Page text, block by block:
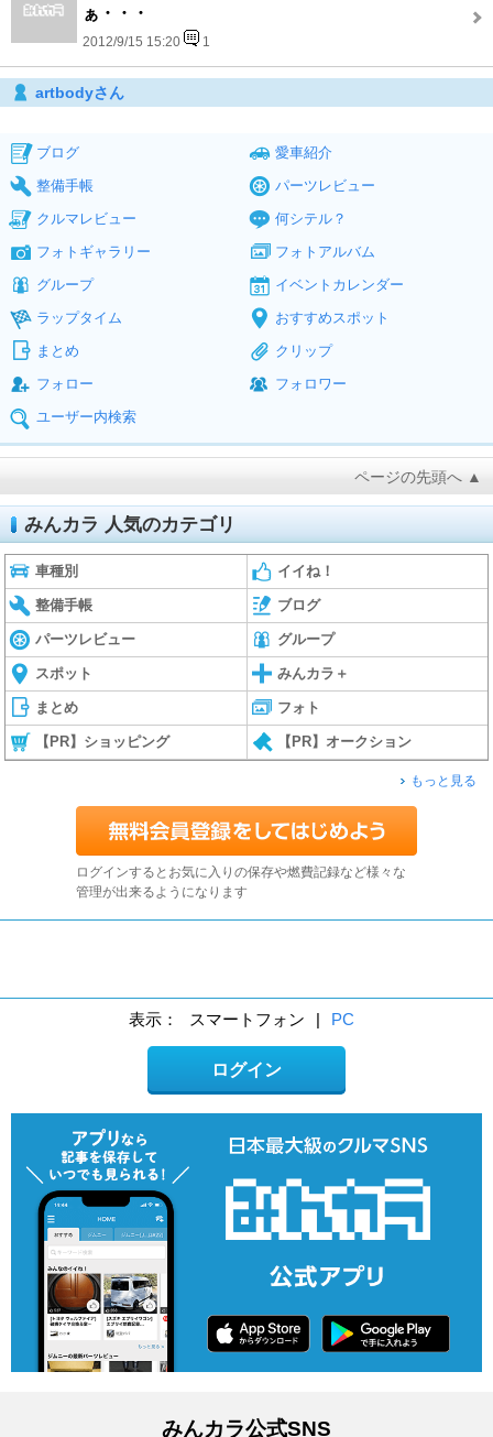
ぁ・・・
2012/9/15 15:20 1
artbodyさん
ブログ
愛車紹介
整備手帳
パーツレビュー
クルマレビュー
何シテル？
フォトギャラリー
フォトアルバム
グループ
イベントカレンダー
ラップタイム
おすすめスポット
まとめ
クリップ
フォロー
フォロワー
ユーザー内検索
ページの先頭へ ▲
みんカラ 人気のカテゴリ
車種別 イイね！
整備手帳 ブログ
パーツレビュー グループ
スポット みんカラ＋
まとめ フォト
【PR】ショッピング 【PR】オークション
もっと見る
ログインするとお気に入りの保存や燃費記録など様々な
管理が出来るようになります
表示： スマートフォン | PC
ログイン
みんカラ公式SNS